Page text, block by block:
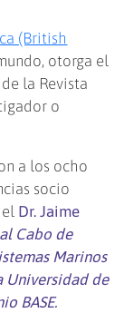
(British
otorga el
la Revista
o
a los ocho
socio
Dr. Jaime
Cabo de
Marinos
Universidad de
BASE.